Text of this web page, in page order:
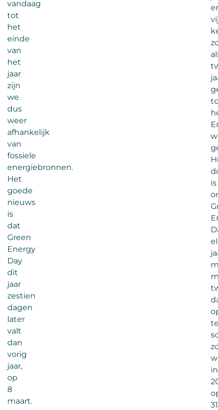
vandaag
tot
het
einde
van
het
jaar
zijn
we
dus
weer
afhankelijk
van
fossiele
energiebronnen.
Het
goede
nieuws
is
dat
Green
Energy
Day
dit
jaar
zestien
dagen
later
valt
dan
vorig
jaar,
op
8
maart.
is
in
31